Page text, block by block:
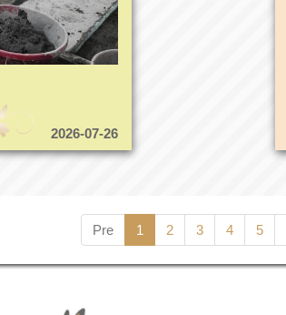
2026-07-26
Pre 1 2 3 4 5